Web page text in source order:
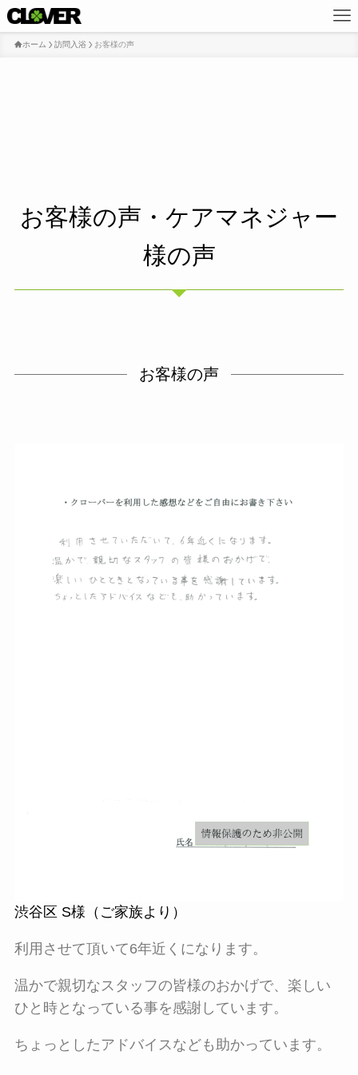
ホーム 訪問入浴 お客様の声
お客様の声・ケアマネジャー
様の声
お客様の声
渋谷区 S様（ご家族より）
利用させて頂いて6年近くになります。
温かで親切なスタッフの皆様のおかげで、楽しい
ひと時となっている事を感謝しています。
ちょっとしたアドバイスなども助かっています。